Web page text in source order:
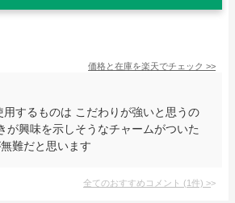
価格と在庫を楽天でチェック >>
するものは こだわりが強いと思うの
が興味を示しそうなチャームがついた
難だと思います
全てのおすすめコメント (1件) >